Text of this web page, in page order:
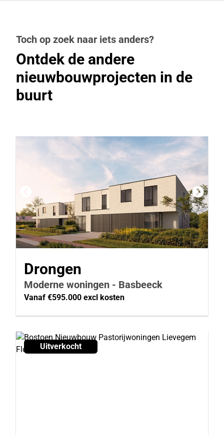
Toch op zoek naar iets anders?
Ontdek de andere
nieuwbouwprojecten in de
buurt
Drongen
Moderne woningen - Basbeeck
Vanaf €595.000 excl kosten
Uitverkocht